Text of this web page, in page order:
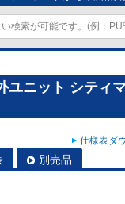
ユニット シティ
仕様表ダ
別売品